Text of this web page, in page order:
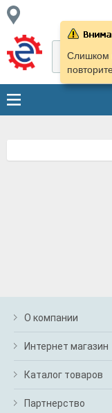
Слишком
О компании
Интернет магазин
Каталог товаров
Партнерство